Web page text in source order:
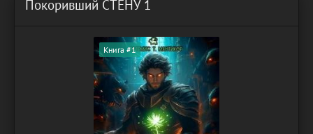
Покоривший СТЕНУ 1
Книга #1